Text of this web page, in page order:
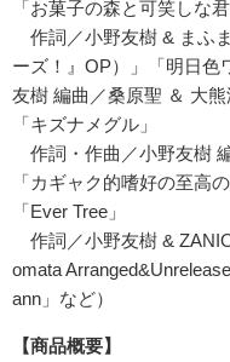
「お菓子の森と可笑しな君
作詞／小野友樹 & まふ
ーズ！』OP）」「明日色
友樹 編曲／桑原聖 ＆ 大熊
「キズナメグル」
作詞・作曲／小野友樹
「カギャク的嗜好の至高
「Ever Tree」
作詞／小野友樹 &
omata
ann」など）
【商品概要】